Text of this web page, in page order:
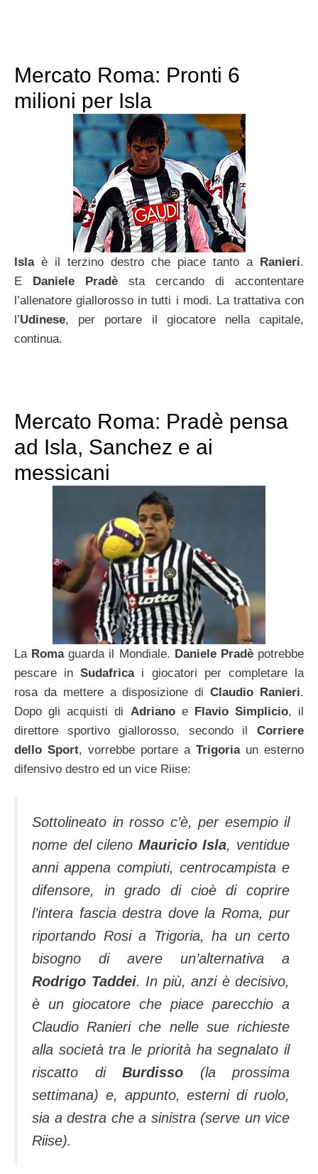
Mercato Roma: Pronti 6
milioni per Isla
Islaè il terzino destro che piace tanto a Ranieri.
E Daniele Pradè sta cercando di accontentare
l’allenatore giallorosso in tutti i modi. La trattativa con
l’Udinese, per portare il giocatore nella capitale,
continua.
Mercato Roma: Pradè pensa
ad Isla, Sanchez e ai
messicani
La Romaguarda il Mondiale. Daniele Pradèpotrebbe
pescare inSudafrica i giocatori per completare la
rosa da mettere a disposizione di Claudio Ranieri.
Dopo gli acquisti di Adriano eFlavio Simplicio, il
direttore sportivo giallorosso, secondo il Corriere
dello Sport, vorrebbe portare a Trigoria un esterno
difensivo destro ed un vice Riise:
Sottolineato in rosso c’è, per esempio il
nome del cileno Mauricio Isla, ventidue
anni appena compiuti, centrocampista e
difensore, in grado di cioè di coprire
l’intera fascia destra dove la Roma, pur
riportando Rosi a Trigoria, ha un certo
bisogno di avere un’alternativa a
Rodrigo Taddei. In più, anzi è decisivo,
è un giocatore che piace parecchio a
Claudio Ranieri che nelle sue richieste
alla società tra le priorità ha segnalato il
riscatto di Burdisso (la prossima
settimana) e, appunto, esterni di ruolo,
sia a destra che a sinistra (serve un vice
Riise).